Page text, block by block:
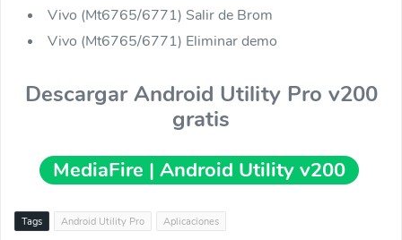
Vivo (Mt6765/6771) Salir de Brom
Vivo (Mt6765/6771) Eliminar demo
Descargar Android Utility Pro v200
gratis
MediaFire | Android Utility v200
Tags Android Utility Pro Aplicaciones